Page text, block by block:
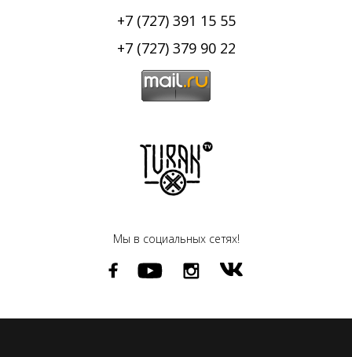
Мы в социальных сетях!
+7 (727) 391 15 55
+7 (727) 379 90 22